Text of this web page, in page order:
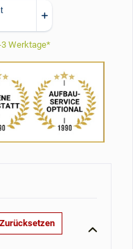
Werktage*
Zurücksetzen